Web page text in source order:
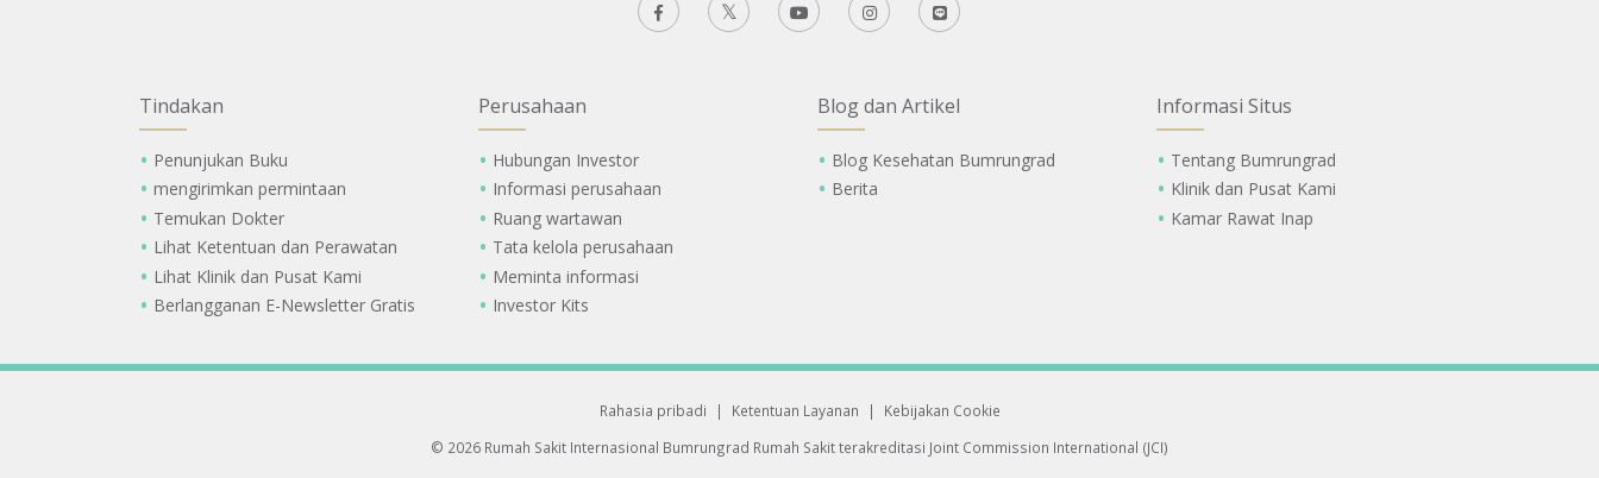
Tindakan
Penunjukan Buku
mengirimkan permintaan
Temukan Dokter
Lihat Ketentuan dan Perawatan
Lihat Klinik dan Pusat Kami
Berlangganan E-Newsletter Gratis
Perusahaan
Hubungan Investor
Informasi perusahaan
Ruang wartawan
Tata kelola perusahaan
Meminta informasi
Investor Kits
Blog dan Artikel
Blog Kesehatan Bumrungrad
Berita
Informasi Situs
Tentang Bumrungrad
Klinik dan Pusat Kami
Kamar Rawat Inap
Rahasia pribadi | Ketentuan Layanan |
Kebijakan Cookie
© 2026 Rumah Sakit Internasional Bumrungrad Rumah Sakit terakreditasi Joint Commission International (JCI)